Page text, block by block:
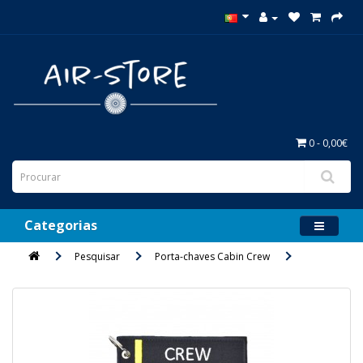
0 - 0,00€
Categorias
Pesquisar Porta-chaves Cabin Crew